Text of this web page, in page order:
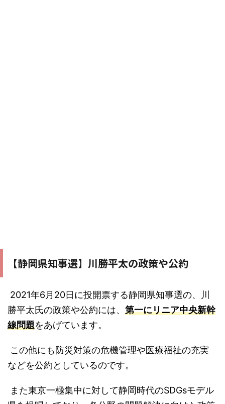
【静岡県知事選】川勝平太の政策や公約
2021年6月20日に投開票する静岡県知事選の、川
勝平太氏の政策や公約には、 第一にリニア中央新幹
線問題をあげています。
この他にも防災対策の危機管理や医療福祉の充実
などを公約としているのです。
また東京一極集中に対して静岡時代のSDGsモデル